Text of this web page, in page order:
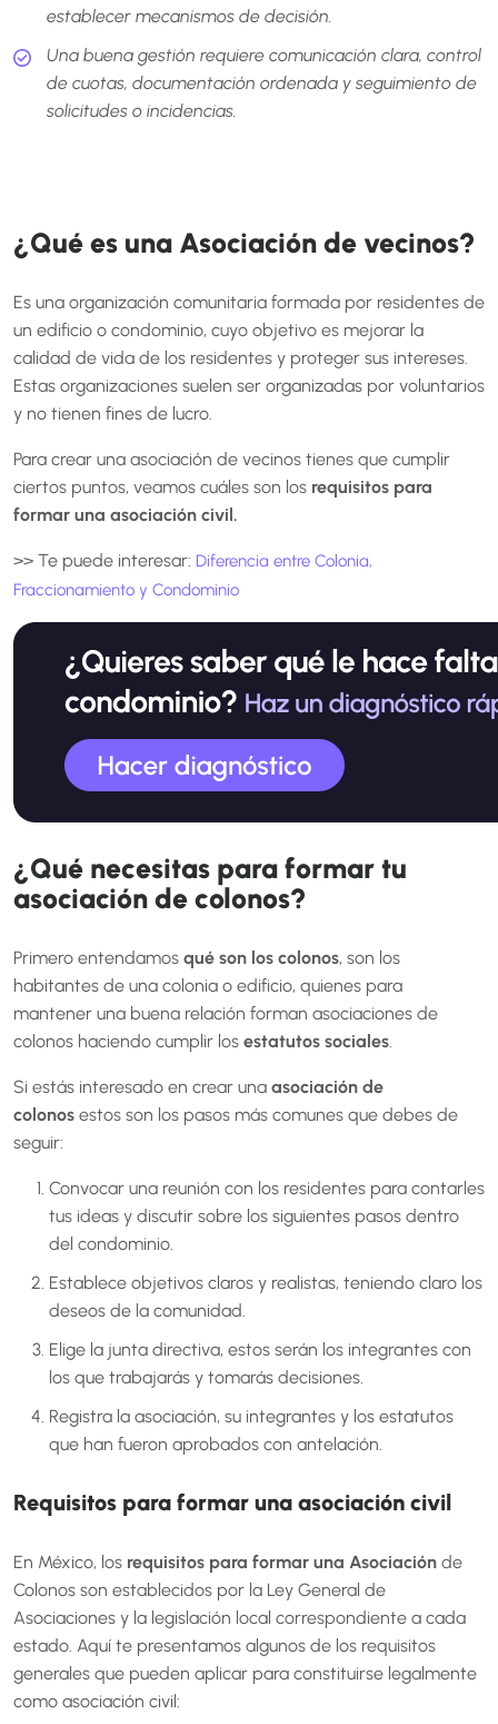
establecer mecanismos de decisión.
Una buena gestión requiere comunicación clara, control
de cuotas, documentación ordenada y seguimiento de
solicitudes o incidencias.
¿Qué es una Asociación de vecinos?
Es una organización comunitaria formada por residentes de
un edificio o condominio, cuyo objetivo es mejorar la
calidad de vida de los residentes y proteger sus intereses.
Estas organizaciones suelen ser organizadas por voluntarios
y no tienen fines de lucro.
Para crear una asociación de vecinos tienes que cumplir
ciertos puntos, veamos cuáles son los requisitos para
formar una asociación civil.
>> Te puede interesar: Diferencia entre Colonia,
Fraccionamiento y Condominio
¿Qué necesitas para formar tu
asociación de colonos?
Primero entendamos qué son los colonos, son los
habitantes de una colonia o edificio, quienes para
mantener una buena relación forman asociaciones de
colonos haciendo cumplir los estatutos sociales
Si estás interesado en crear una asociación de
colonos estos son los pasos más comunes que debes de
seguir:
Convocar una reunión con los residentes para contarles
tus ideas y discutir sobre los siguientes pasos dentro
del condominio.
Establece objetivos claros y realistas, teniendo claro los
deseos de la comunidad.
Elige la junta directiva, estos serán los integrantes con
los que trabajarás y tomarás decisiones.
Registra la asociación, su integrantes y los estatutos
que han fueron aprobados con antelación.
Requisitos para formar una asociación civil
En México, los requisitos para formar una Asociación de
Colonos son establecidos por la Ley General de
Asociaciones y la legislación local correspondiente a cada
estado. Aquí te presentamos algunos de los requisitos
generales que pueden aplicar para constituirse legalmente
como asociación civil: